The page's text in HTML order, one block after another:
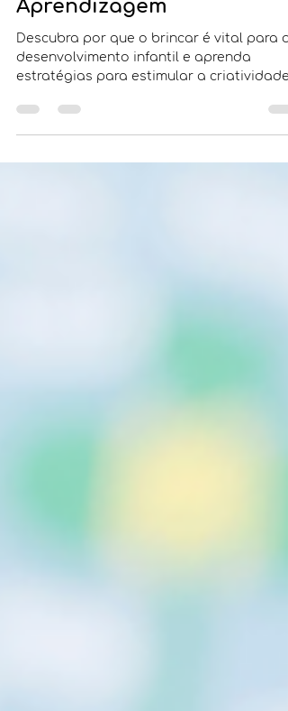
a Criatividade e a
Aprendizagem
Descubra por que o brincar é vital para o
estratégias para estimular a criatividade
a aprendizagem das